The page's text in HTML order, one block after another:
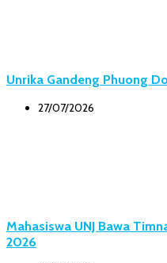
Unrika Gandeng Phuong
27/07/2026
Mahasiswa UNJ Bawa
2026